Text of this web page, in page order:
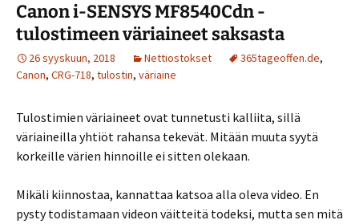
Canon i-SENSYS MF8540Cdn -
tulostimeen väriaineet saksasta
26 syyskuun, 2018 Nettiostokset 365tageoffen.de,
Canon, CRG-718, tulostin, väriaine
Tulostimien väriaineet ovat tunnetusti kalliita, sillä
väriaineilla yhtiöt rahansa tekevät. Mitään muuta syytä
korkeille värien hinnoille ei sitten olekaan.
Mikäli kiinnostaa, kannattaa katsoa alla oleva video. En
pysty todistamaan videon väitteitä todeksi, mutta sen mitä